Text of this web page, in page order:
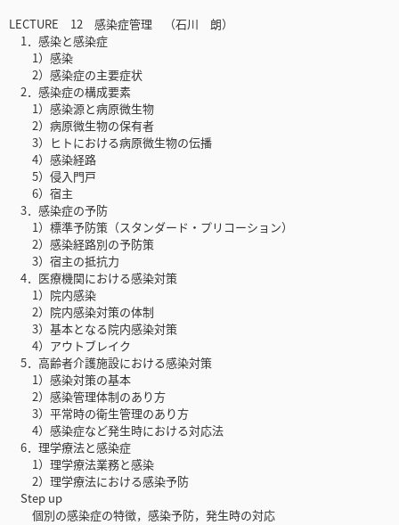
LECTURE 12 感染症管理 （石川 朗）
1．感染と感染症
1）感染
2）感染症の主要症状
2．感染症の構成要素
1）感染源と病原微生物
2）病原微生物の保有者
3）ヒトにおける病原微生物の伝播
4）感染経路
5）侵入門戸
6）宿主
3．感染症の予防
1）標準予防策（スタンダード・プリコーション）
2）感染経路別の予防策
3）宿主の抵抗力
4．医療機関における感染対策
1）院内感染
2）院内感染対策の体制
3）基本となる院内感染対策
4）アウトブレイク
5．高齢者介護施設における感染対策
1）感染対策の基本
2）感染管理体制のあり方
3）平常時の衛生管理のあり方
4）感染症など発生時における対応法
6．理学療法と感染症
1）理学療法業務と感染
2）理学療法における感染予防
Step up
個別の感染症の特徴，感染予防，発生時の対応